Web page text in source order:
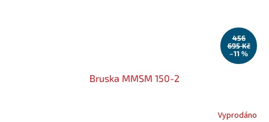
456
695 Kč
–11 %
Bruska MMSM 150-2
Vyprodáno